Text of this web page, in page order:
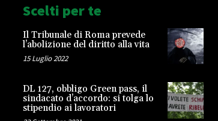
Scelti per te
Il Tribunale di Roma prevede
l’abolizione del diritto alla vita
15 Luglio 2022
DL 127, obbligo Green pass, il
sindacato d’accordo: si tolga lo
stipendio ai lavoratori